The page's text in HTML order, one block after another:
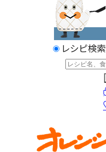
レシピ検索